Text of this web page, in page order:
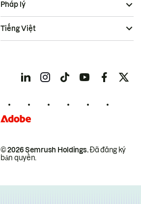
© 2026 Semrush Holdings.Đã đăng ký
bản quyền.
Pháp lý
Tiếng Việt